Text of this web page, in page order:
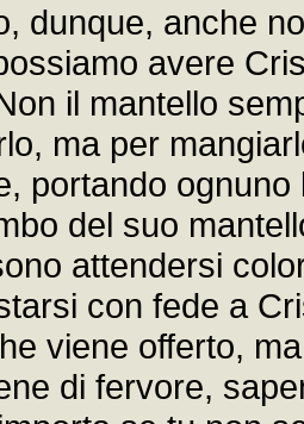
anche
avere
il mantello
ma per
portando
del suo
attendersi
con fede a
viene offerto,
di fervore,